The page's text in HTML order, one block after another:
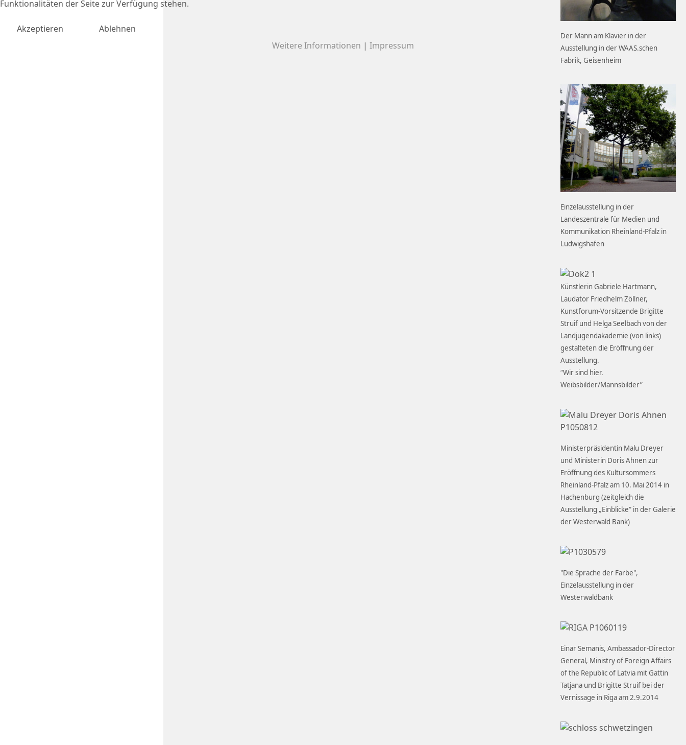
Der Mann am Klavier in der
Ausstellung in der WAAS.schen
Fabrik, Geisenheim
Einzelausstellung in der
Landeszentrale für Medien und
Kommunikation Rheinland-Pfalz in
Ludwigshafen
Künstlerin Gabriele Hartmann,
Laudator Friedhelm Zöllner,
Kunstforum-Vorsitzende Brigitte
Struif und Helga Seelbach von der
Landjugendakademie (von links)
gestalteten die Eröffnung der
Ausstellung.
“Wir sind hier.
Weibsbilder/Mannsbilder”
Ministerpräsidentin Malu Dreyer
und Ministerin Doris Ahnen zur
Eröffnung des Kultursommers
Rheinland-Pfalz am 10. Mai 2014 in
Hachenburg (zeitgleich die
Ausstellung „Einblicke“ in der Galerie
der Westerwald Bank)
"Die Sprache der Farbe",
Einzelausstellung in der
Westerwaldbank
Einar Semanis, Ambassador-Director
General, Ministry of Foreign Affairs
of the Republic of Latvia mit Gattin
Tatjana und Brigitte Struif bei der
Vernissage in Riga am 2.9.2014
Funktionalitäten der Seite zur Verfügung stehen.
Akzeptieren
Ablehnen
Weitere Informationen | Impressum